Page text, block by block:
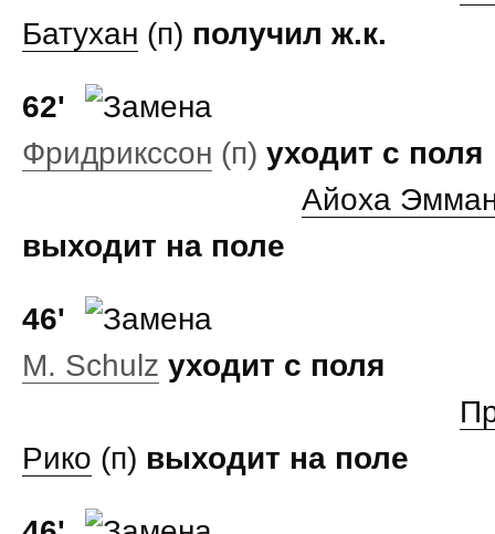
Батухан (п) получил ж.к.
62'
Фридрикссон (п) уходит с поля
Айоха
выходит на поле
46'
M. Schulz уходит с поля
Рико (п) выходит на поле